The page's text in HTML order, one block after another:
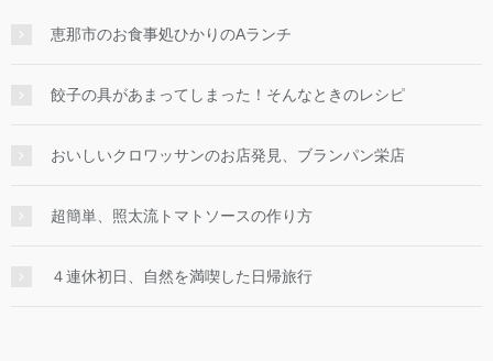
恵那市のお食事処ひかりのAランチ
餃子の具があまってしまった！そんなときのレシピ
おいしいクロワッサンのお店発見、ブランパン栄店
超簡単、照太流トマトソースの作り方
４連休初日、自然を満喫した日帰旅行